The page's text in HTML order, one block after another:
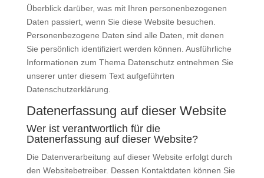
Überblick darüber, was mit Ihren personenbezogenen
Daten passiert, wenn Sie diese Website besuchen.
Personenbezogene Daten sind alle Daten, mit denen
Sie persönlich identifiziert werden können. Ausführliche
Informationen zum Thema Datenschutz entnehmen Sie
unserer unter diesem Text aufgeführten
Datenschutzerklärung.
Datenerfassung auf dieser Website
Wer ist verantwortlich für die
Datenerfassung auf dieser Website?
Die Datenverarbeitung auf dieser Website erfolgt durch
den Websitebetreiber. Dessen Kontaktdaten können Sie